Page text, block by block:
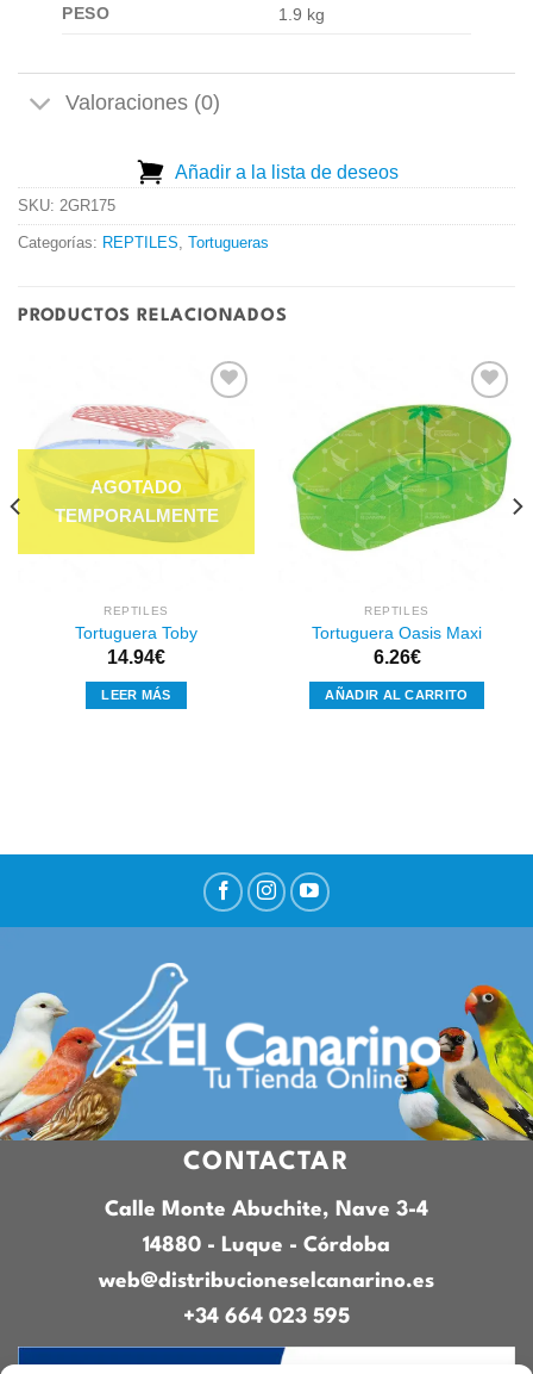
PESO 1.9 kg
Valoraciones (0)
Añadir a la lista de deseos
SKU: 2GR175
Categorías: REPTILES Tortugueras
PRODUCTOS RELACIONADOS
Añadir
a la
lista de
deseos
REPTILES
Tortuguera Toby
14.94€
LEER MÁS
Añadir
a la
lista de
deseos
REPTILES
Tortuguera Oasis Maxi
6.26€
AÑADIR AL CARRITO
CONTACTAR
Calle Monte Abuchite, Nave 3-4
14880 - Luque - Córdoba
web@distribucioneselcanarino.es
+34 664 023 595